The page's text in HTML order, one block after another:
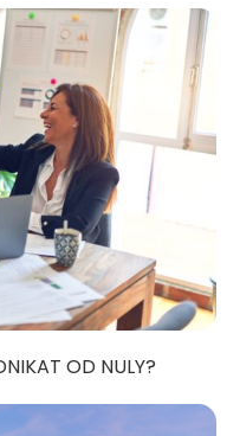
OD NULY?